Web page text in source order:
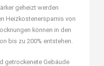
geheizt werden
Heizkostenersparnis von
können in den
bis zu 200% entstehen.
getrockenete Gebäude